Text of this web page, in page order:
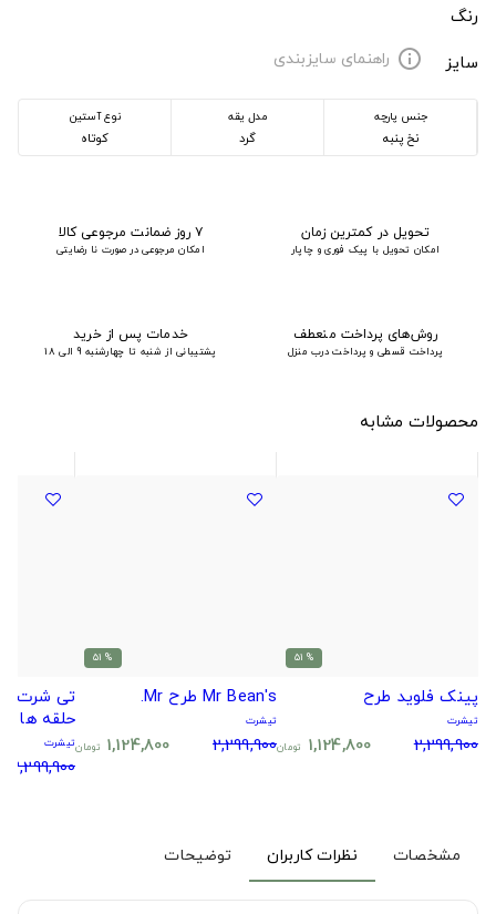
رنگ
سایز
info راهنمای سایزبندی
جنس پارچه
نخ پنبه
مدل یقه
گرد
نوع آستین
کوتاه
تحویل در کمترین زمان
امکان تحویل با پیک فوری و چاپار
۷ روز ضمانت مرجوعی کالا
امکان مرجوعی در صورت نا رضایتی
روش‌های پرداخت منعطف
پرداخت قسطی و پرداخت درب منزل
خدمات پس از خرید
پشتیبانی از شنبه تا چهارشنبه 9 الی 18
محصولات مشابه
% 51
پینک فلوید طرح
تیشرت
2,299,900
1,124,800 تومان
% 51
Mr Bean's طرح Mr.
تیشرت
2,299,900
1,124,800 تومان
تی شرت
حلقه ها
تیشرت
2,299,900
مشخصات نظرات کاربران توضیحات